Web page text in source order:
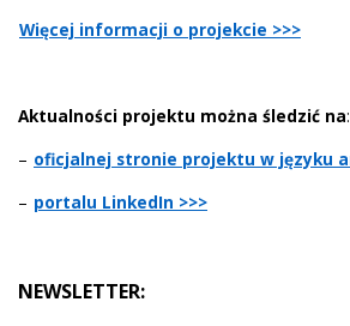
Więcej informacji o projekcie >>>
Aktualności projektu można śledzić na:
– oficjalnej stronie projektu w języku
– portalu LinkedIn >>>
NEWSLETTER: